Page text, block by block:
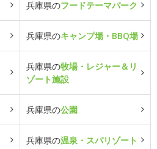
兵庫県のフードテーマパーク
兵庫県のキャンプ場・BBQ場
兵庫県の牧場・レジャー＆リ
ゾート施設
兵庫県の公園
兵庫県の温泉・スパリゾート